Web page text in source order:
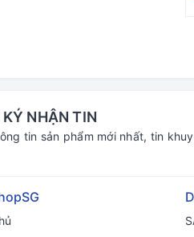
NHẬN TIN
tin sản phẩm mới nhất, tin